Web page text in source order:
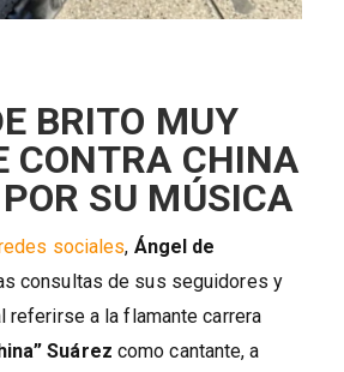
BRITO MUY
CONTRA CHINA
SU MÚSICA
sociales, Ángel de
consultas de sus seguidores y
referirse a la flamante carrera
Suárez como cantante, a